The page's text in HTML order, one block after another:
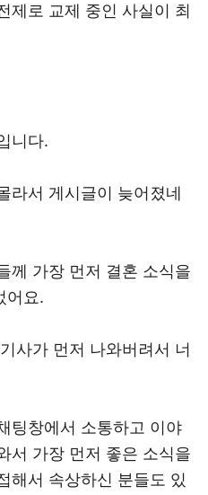
제로 교제 중인 사실이 최
니다.
라서 게시글이 늦어졌네
께 가장 먼저 결혼 소식을
어요.
사가 먼저 나와버려서 너
팅창에서 소통하고 이야
서 가장 먼저 좋은 소식을
해서 속상하신 분들도 있